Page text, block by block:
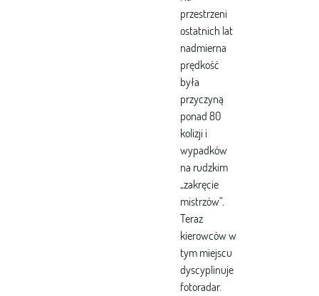
przestrzeni
ostatnich lat
nadmierna
prędkość
była
przyczyną
ponad 80
kolizji i
wypadków
na rudzkim
„zakręcie
mistrzów”.
Teraz
kierowców w
tym miejscu
dyscyplinuje
fotoradar.